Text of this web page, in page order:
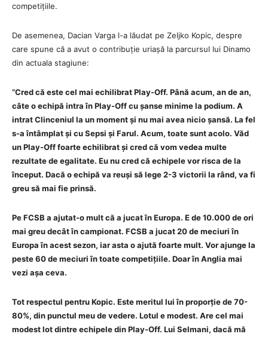
competițiile.
De asemenea, Dacian Varga l-a lăudat pe Zeljko Kopic, despre
care spune că a avut o contribuție uriașă la parcursul lui Dinamo
din actuala stagiune:
“Cred că este cel mai echilibrat Play-Off. Până acum, an de an,
câte o echipă intra în Play-Off cu șanse minime la podium. A
intrat Clinceniul la un moment și nu mai avea nicio șansă. La fel
s-a întâmplat și cu Sepsi și Farul. Acum, toate sunt acolo. Văd
un Play-Off foarte echilibrat și cred că vom vedea multe
rezultate de egalitate. Eu nu cred că echipele vor risca de la
început. Dacă o echipă va reuși să lege 2-3 victorii la rând, va fi
greu să mai fie prinsă.
Pe FCSB a ajutat-o mult că a jucat în Europa. E de 10.000 de ori
mai greu decât în campionat. FCSB a jucat 20 de meciuri în
Europa în acest sezon, iar asta o ajută foarte mult. Vor ajunge la
peste 60 de meciuri în toate competițiile. Doar în Anglia mai
vezi așa ceva.
Tot respectul pentru Kopic. Este meritul lui în proporție de 70-
80%, din punctul meu de vedere. Lotul e modest. Are cel mai
modest lot dintre echipele din Play-Off. Lui Selmani, dacă mă